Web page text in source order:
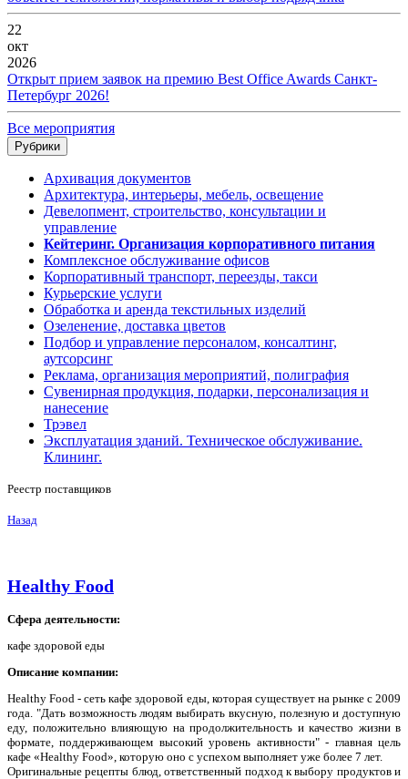
22
окт
2026
Открыт прием заявок на премию Best Office Awards Санкт-
Петербург 2026!
Все мероприятия
Рубрики
Архивация документов
Архитектура, интерьеры, мебель, освещение
Девелопмент, строительство, консультации и
управление
Кейтеринг. Организация корпоративного питания
Комплексное обслуживание офисов
Корпоративный транспорт, переезды, такси
Курьерские услуги
Обработка и аренда текстильных изделий
Озеленение, доставка цветов
Подбор и управление персоналом, консалтинг,
аутсорсинг
Реклама, организация мероприятий, полиграфия
Сувенирная продукция, подарки, персонализация и
нанесение
Трэвел
Эксплуатация зданий. Техническое обслуживание.
Клининг.
Реестр поставщиков
Назад
Healthy Food
Сфера деятельности:
кафе здоровой еды
Описание компании:
Healthy Food - сеть кафе здоровой еды, которая существует на рынке с 2009
года. "Дать возможность людям выбирать вкусную, полезную и доступную
еду, положительно влияющую на продолжительность и качество жизни в
формате, поддерживающем высокий уровень активности" - главная цель
кафе «Healthy Food», которую оно с успехом выполняет уже более 7 лет.
Оригинальные рецепты блюд, ответственный подход к выбору продуктов и